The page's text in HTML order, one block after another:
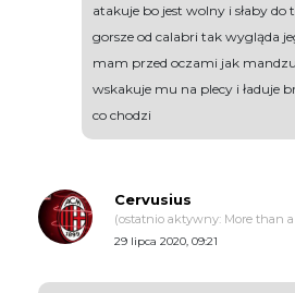
atakuje bo jest wolny i słaby do
gorsze od calabri tak wygląda
mam przed oczami jak
wskakuje mu na plecy i ładuje
co chodzi
Cervusius
(ostatnio aktywny: More than a
29 lipca 2020, 09:21